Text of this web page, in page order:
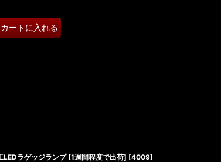
カートに入れる
ラゲッジランプ [1週間程度で出荷] [4009]